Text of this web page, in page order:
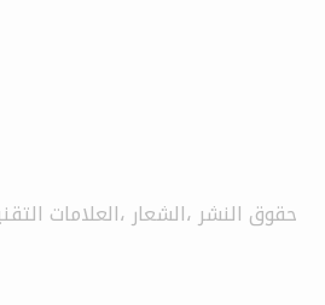
حقوق النشر ،الشعار ،العلامات